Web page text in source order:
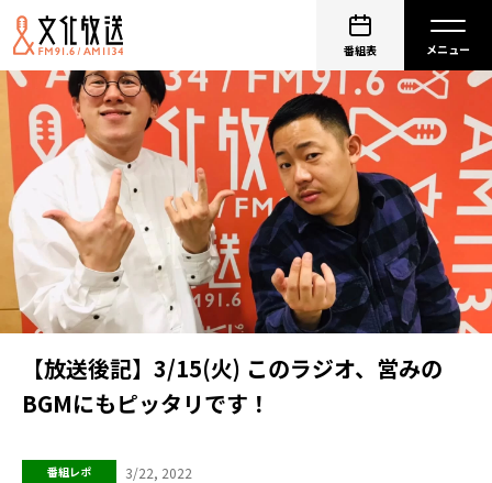
番組表
【放送後記】3/15(火) このラジオ、営みの
BGMにもピッタリです！
番組レポ 3/22, 2022